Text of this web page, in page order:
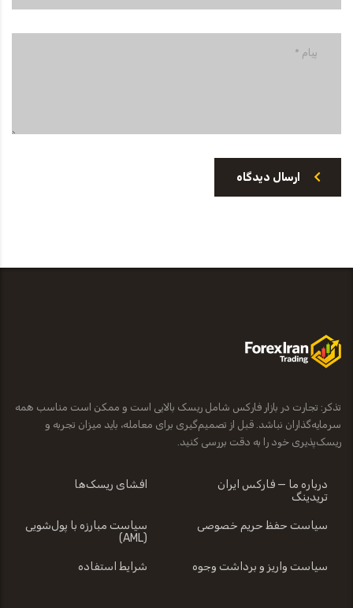
ارسال دیدگاه
تذکر: تجارت در بازار فارکس شامل ریسک بالایی است و ممکن است مناسب همه
سرمایه‌گذاران نباشد. قبل از تصمیم‌گیری برای معامله، باید میزان تجربه و
ریسک‌پذیری خود را به دقت بررسی کنید.
درباره ما — فارکس ایران
تریدینگ
افشای ریسک‌ها
سیاست حفظ حریم خصوصی
سیاست مبارزه با پول‌شویی
(AML)
سیاست واریز و برداشت وجوه شرایط استفاده